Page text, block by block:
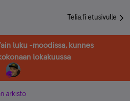
Telia.fi etusivulle
luku -moodissa, kunnes
lokakuussa
arkisto